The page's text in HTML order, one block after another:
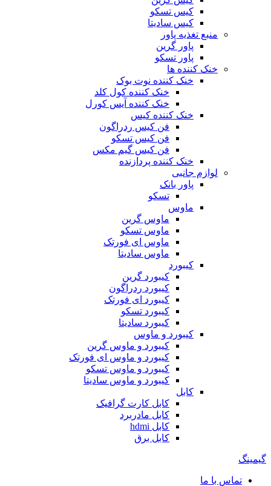
کیس تسکو
کیس سادیتا
منبع تغذیه‌ پاور
پاور گرین
پاور تسکو
خنک کننده ها
خنک کننده نوت بوک
خنک کننده کول کلد
خنک کننده آیس کورل
خنک کننده کیس
فن کیس ردراگون
فن کیس تسکو
فن کیس گیم مکس
خنک کننده پردازنده
لوازم جانبی
پاور بانک
تسکو
ماوس
ماوس گرین
ماوس تسکو
ماوس ای فورتک
ماوس سادیتا
کیبورد
کیبورد گرین
کیبورد ردراگون
کیبورد ای فورتک
کیبورد تسکو
کیبورد سادیتا
کیبورد و ماوس
کیبورد و ماوس گرین
کیبورد و ماوس ای فورتک
کیبورد و ماوس تسکو
کیبورد و ماوس سادیتا
کابل
کابل کارت گرافیک
کابل مادربرد
کابل hdmi
کابل برق
گیمینگ
تماس با ما